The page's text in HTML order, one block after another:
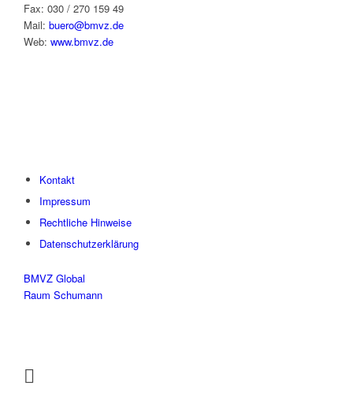
Fax: 030 / 270 159 49
Mail: buero@bmvz.de
Web: www.bmvz.de
Kontakt
Impressum
Rechtliche Hinweise
Datenschutzerklärung
BMVZ Global
Raum Schumann